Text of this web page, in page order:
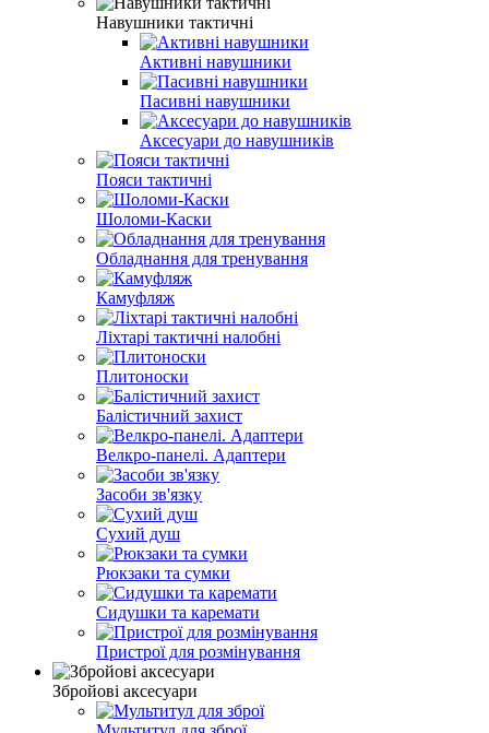
Навушники тактичні
Активні навушники
Пасивні навушники
Аксесуари до навушників
Пояси тактичні
Шоломи-Каски
Обладнання для тренування
Камуфляж
Ліхтарі тактичні налобні
Плитоноски
Балістичний захист
Велкро-панелі. Адаптери
Засоби зв'язку
Сухий душ
Рюкзаки та сумки
Сидушки та каремати
Пристрої для розмінування
Збройові аксесуари